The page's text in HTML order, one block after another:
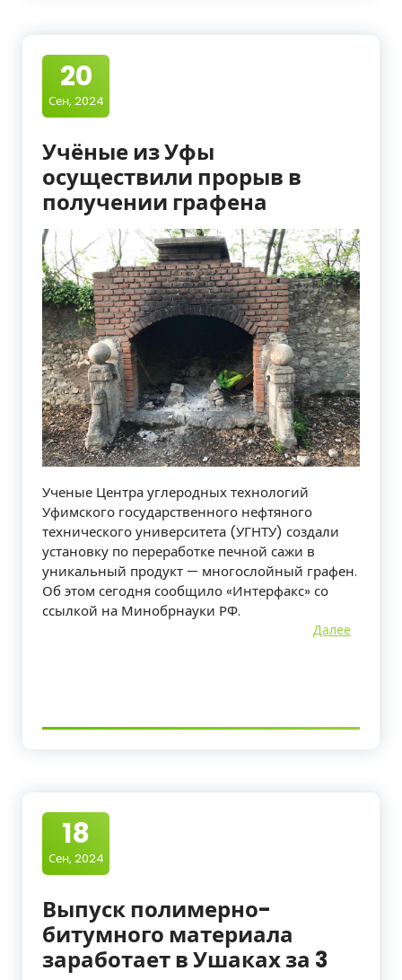
20
Сен, 2024
Учёные из Уфы
осуществили прорыв в
получении графена
Ученые Центра углеродных технологий
Уфимского государственного нефтяного
технического университета (УГНТУ) создали
установку по переработке печной сажи в
уникальный продукт — многослойный графен.
Об этом сегодня сообщило «Интерфакс» со
ссылкой на Минобрнауки РФ.
Далее
18
Сен, 2024
Выпуск полимерно-
битумного материала
заработает в Ушаках за 3